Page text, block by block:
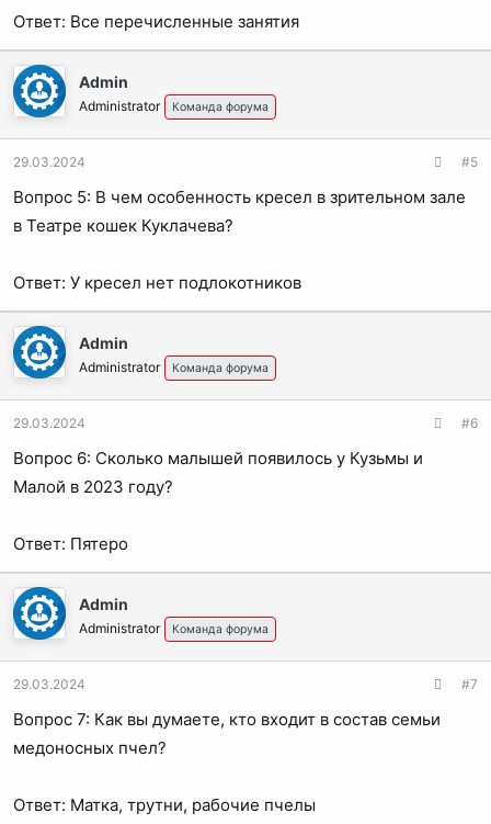
Ответ: Все перечисленные занятия
Admin
Administrator Команда форума
29.03.2024 #5
Вопрос 5: В чем особенность кресел в зрительном зале
в Театре кошек Куклачева?
Ответ: У кресел нет подлокотников
Admin
Administrator Команда форума
29.03.2024 #6
Вопрос 6: Сколько малышей появилось у Кузьмы и
Малой в 2023 году?
Ответ: Пятеро
Admin
Administrator Команда форума
29.03.2024 #7
Вопрос 7: Как вы думаете, кто входит в состав семьи
медоносных пчел?
Ответ: Матка, трутни, рабочие пчелы